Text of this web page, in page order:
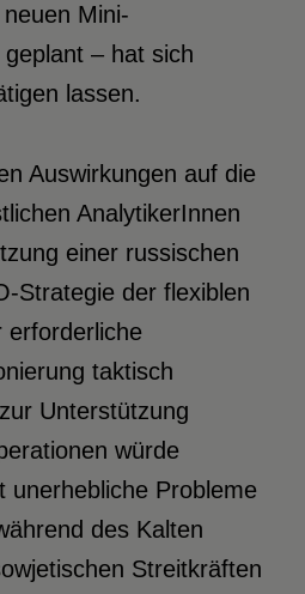
Mini-
– hat sich
lassen.
Auswirkungen auf die
AnalytikerInnen
einer russischen
Strategie der flexiblen
erforderliche
taktisch
Unterstützung
würde
unerhebliche Probleme
des Kalten
Streitkräften